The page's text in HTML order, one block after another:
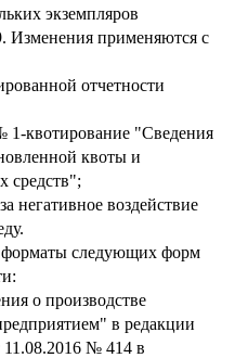
экземпляров
Изменения применяются с
отчетности
1-квотирование "Сведения
квоты и
средств";
негативное воздействие
следующих форм
о производстве
в редакции
11.08.2016 № 414 в